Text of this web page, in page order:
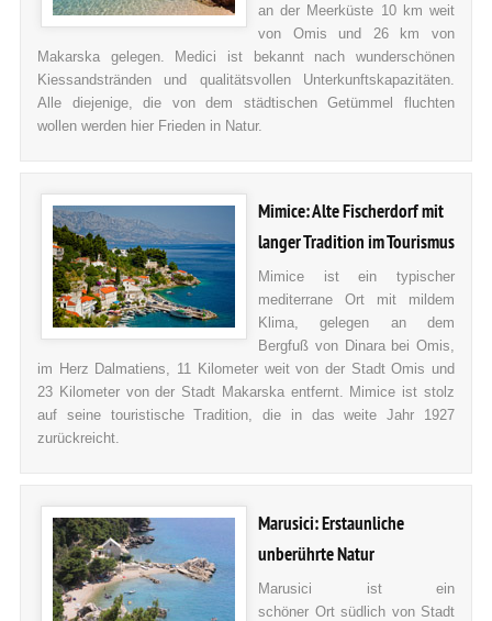
an der Meerküste 10 km weit
von Omis und 26 km von
Makarska gelegen. Medici ist bekannt nach wunderschönen
Kiessandstränden und qualitätsvollen Unterkunftskapazitäten.
Alle diejenige, die von dem städtischen Getümmel fluchten
wollen werden hier Frieden in Natur.
Mimice: Alte Fischerdorf mit
langer Tradition im Tourismus
Mimice ist ein typischer
mediterrane Ort mit mildem
Klima, gelegen an dem
Bergfuß von Dinara bei Omis,
im Herz Dalmatiens, 11 Kilometer weit von der Stadt Omis und
23 Kilometer von der Stadt Makarska entfernt. Mimice ist stolz
auf seine touristische Tradition, die in das weite Jahr 1927
zurückreicht.
Marusici: Erstaunliche
unberührte Natur
Marusici ist ein
schöner Ort südlich von Stadt